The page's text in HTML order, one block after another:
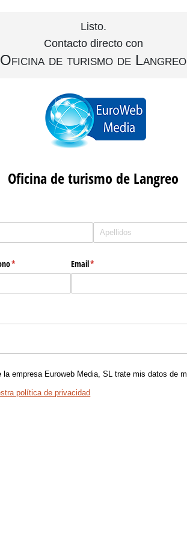
Listo.
Contacto directo con
Oficina de turismo de Langreo